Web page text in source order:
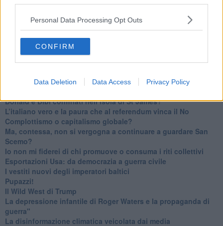
Personal Data Processing Opt Outs
CONFIRM
Data Deletion Data Access Privacy Policy
Trump e le sue guerre contro i deboli e contro la terra
​Le furbate elettorali della Meloni e la testardaggine
dell’opposizione
​Date loro l’Oscar al posto del Nobel per la Pace
L'umanizzazione dell'economia e della politica
​Un grandioso NO ai falchi teocratici e ai loro vassalli
Donald e Bibi confinati nell’isola di St James?
L’italiano vero e la paura che al referendum vinca il No
​Complottismo o capitalismo globale?
​Ma, contessa, non si vergogna a continuare a guardare San
Scemo?
​Io non mi fiderei di chi promuove o consuma i riti collettivi
Esportazioni Usa: da democrazia a guerra civile
​I vestiti nuovi degli imperatori baltici
​Pupazzi!
​Il Wild West di Trump
​La depressione infantile di Roger Waters e la propaganda di
guerra"
​La disinformazione climatica veicolata dai media